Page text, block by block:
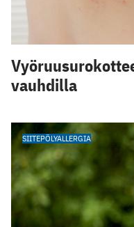
vauhdilla
SIITEPÖLYALLERGIA